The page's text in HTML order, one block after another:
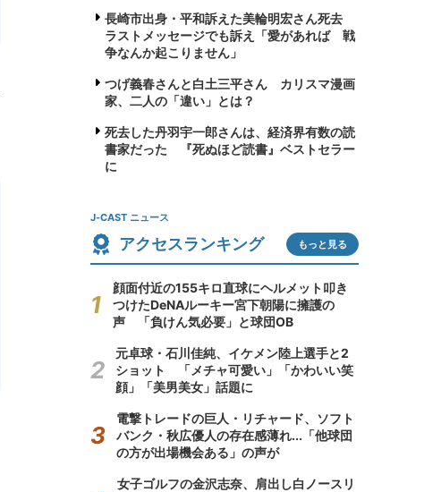
長崎市出身・平和訴えた美輪明宏さん死去
ラストメッセージでも訴え「愛があれば 戦
争なんか起こりません」
つげ義春さんと白土三平さん カリスマ漫画
家、二人の「違い」とは？
死去した丹羽宇一郎さんは、経済界有数の読
書家だった 『死ぬほど読書』ベストセラー
に
J-CAST ニュース
アクセスランキング もっと見る
顔面付近の155キロ直球にヘルメット叩き
つけたDeNAルーキー宮下朝陽に擁護の
声 「負けん気必要」と球団OB
元卓球・石川佳純、イケメン陸上選手と2
ショット 「メチャ可愛い」「かわいい笑
顔」「美男美女」話題に
電撃トレードの巨人・リチャード、ソフト
バンク・秋広優人の存在感薄れ...「他球団
の方が出場機会ある」の声が
女子ゴルフの金沢志奈、肩出し白ノースリ